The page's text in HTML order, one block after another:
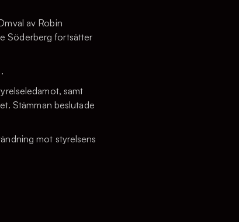
av Robin
Söderberg fortsätter
samt
Stämman beslutade
mot styrelsens